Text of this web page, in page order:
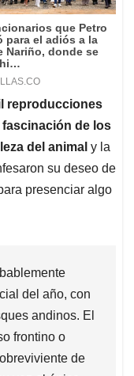
reproducciones
fascinación de los
del animal y la
su deseo de
presenciar algo
del año, con
andinos. El
frontino o
de